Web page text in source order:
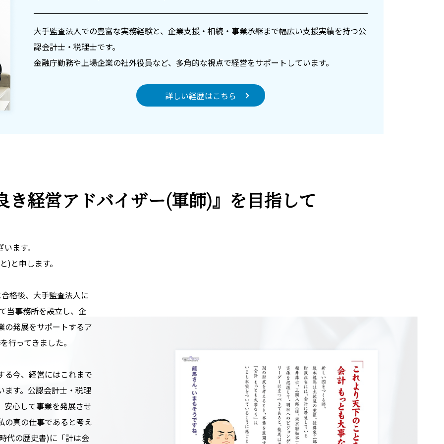
大手監査法人での豊富な実務経験と、企業支援・相続・事業承継まで幅広い支援実績を持つ公
認会計士・税理士です。
金融庁勤務や上場企業の社外役員など、多角的な視点で経営をサポートしています。
詳しい経歴はこちら
き経営アドバイザー(軍師)』を目指して
ます。
)と申します。
格後、大手監査法人に
当事務所を設立し、企
の発展をサポートするア
行ってきました。
る今、経営にはこれまで
ます。公認会計士・税理
安心して事業を発展させ
の真の仕事であると考え
代の歴史書)に「計は会